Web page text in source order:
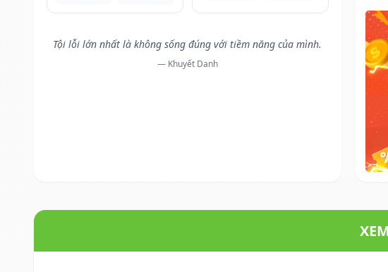
Tội lỗi lớn nhất là không sống đúng với tiềm năng của mình.
— Khuyết Danh